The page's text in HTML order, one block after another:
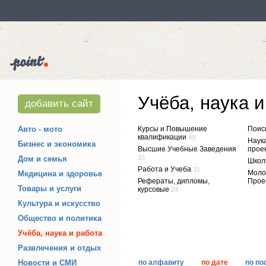
добавить сайт
Авто - мото
Бизнес и экономика
Дом и семья
Медицина и здоровье
Товары и услуги
Культура и искусство
Общество и политика
Учёба, наука и работа
Развлечения и отдых
Новости и СМИ
Учёба, наука
Курсы и Повышение
квалификации 49
Высшие Учебные Заведения
33
Работа и Учеба 31
Рефераты, дипломы,
курсовые 24
по алфавиту по дате по